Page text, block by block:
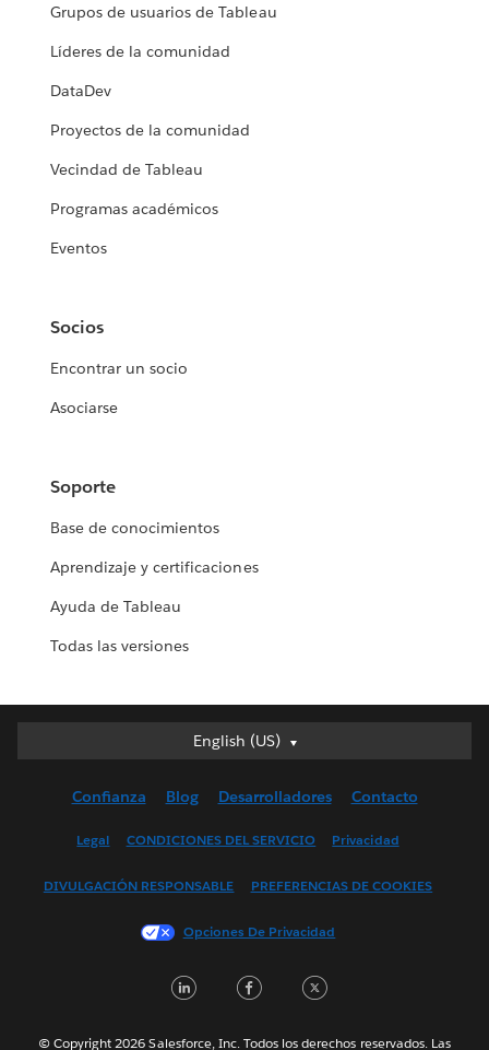
Grupos de usuarios de Tableau
Líderes de la comunidad
DataDev
Proyectos de la comunidad
Vecindad de Tableau
Programas académicos
Eventos
Socios
Encontrar un socio
Asociarse
Soporte
Base de conocimientos
Aprendizaje y certificaciones
Ayuda de Tableau
Todas las versiones
English (US)
Deutsch
English (US)
Français (France)
한국어
Português
Confianza Blog Desarrolladores Contacto
Legal CONDICIONES DEL SERVICIO Privacidad
DIVULGACIÓN RESPONSABLE PREFERENCIAS DE COOKIES
Opciones De Privacidad
LinkedInFacebook
© Copyright 2026 Salesforce, Inc. Todos los derechos reservados. Las